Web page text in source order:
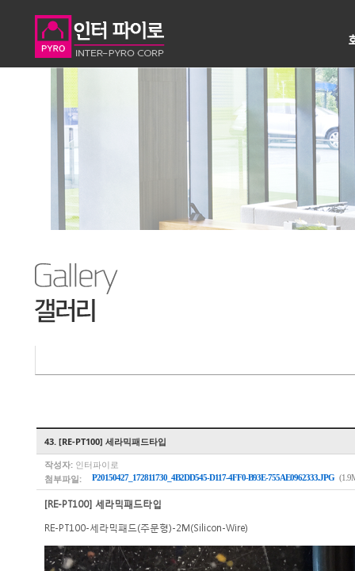
43. [RE-PT100] 세라믹패드타입
작성자: 인터파이로
첨부파일:
P20150427_172811730_4B2DD545-D117-4FF0-B93E-755AE0962333.JPG
[RE-PT100] 세라믹패드타입
RE-PT100-세라믹패드(주문형)-2M(Silicon-Wire)